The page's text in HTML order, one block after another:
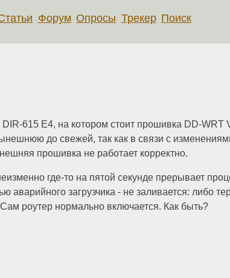
Форум Опросы Трекер Поиск
615 E4, на котором стоит прошивка DD-WRT
до свежей, так как в связи с
прошивка не работает корректно.
где-то на пятой секунде прерывает
загрузчика - не заливается: либо
роутер нормально включается. Как быть?